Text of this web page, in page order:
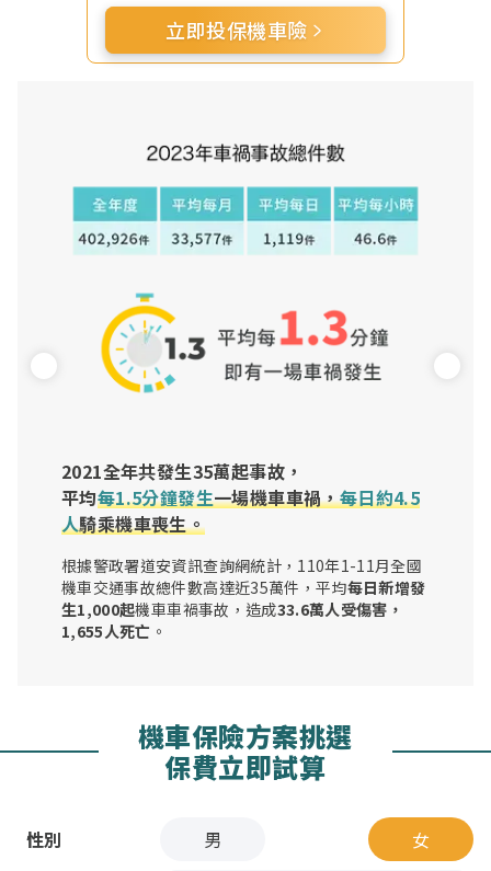
立即投保機車險
2021全年共發生35萬起事故，
平均每1.5分鐘發生一場機車車禍，每日約4.5
人騎乘機車喪生。
根據警政署道安資訊查詢網統計，110年1-11月全國
機車交通事故總件數高達近35萬件，平均每日新增發
生1,000起機車車禍事故，造成33.6萬人受傷害，
1,655人死亡 。
機車保險方案挑選
保費立即試算
性別 男
女